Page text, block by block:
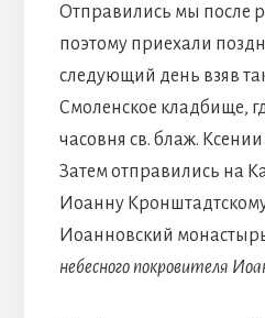
Отправились мы после
поэтому приехали
следующий день взяв
Смоленское кладбище,
часовня св. блаж.
Затем отправились на
Иоанну
Иоанновский
небесного покровителя